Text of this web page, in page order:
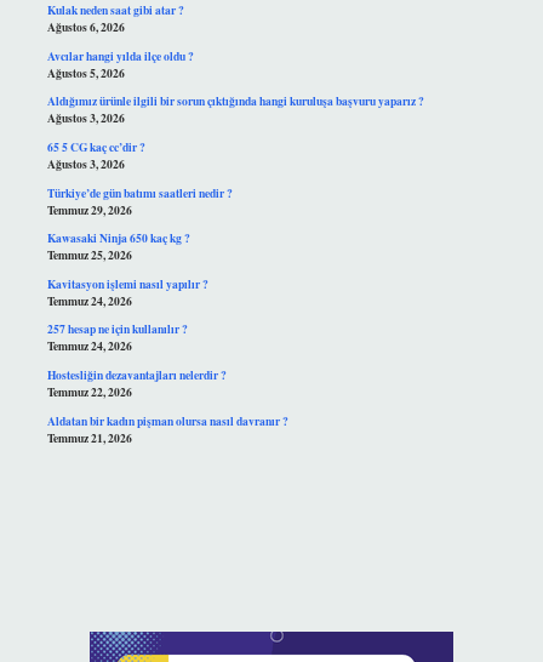
Kulak neden saat gibi atar ?
Ağustos 6, 2026
Avcılar hangi yılda ilçe oldu ?
Ağustos 5, 2026
Aldığımız ürünle ilgili bir sorun çıktığında hangi kuruluşa başvuru yaparız ?
Ağustos 3, 2026
65 5 CG kaç cc’dir ?
Ağustos 3, 2026
Türkiye’de gün batımı saatleri nedir ?
Temmuz 29, 2026
Kawasaki Ninja 650 kaç kg ?
Temmuz 25, 2026
Kavitasyon işlemi nasıl yapılır ?
Temmuz 24, 2026
257 hesap ne için kullanılır ?
Temmuz 24, 2026
Hostesliğin dezavantajları nelerdir ?
Temmuz 22, 2026
Aldatan bir kadın pişman olursa nasıl davranır ?
Temmuz 21, 2026